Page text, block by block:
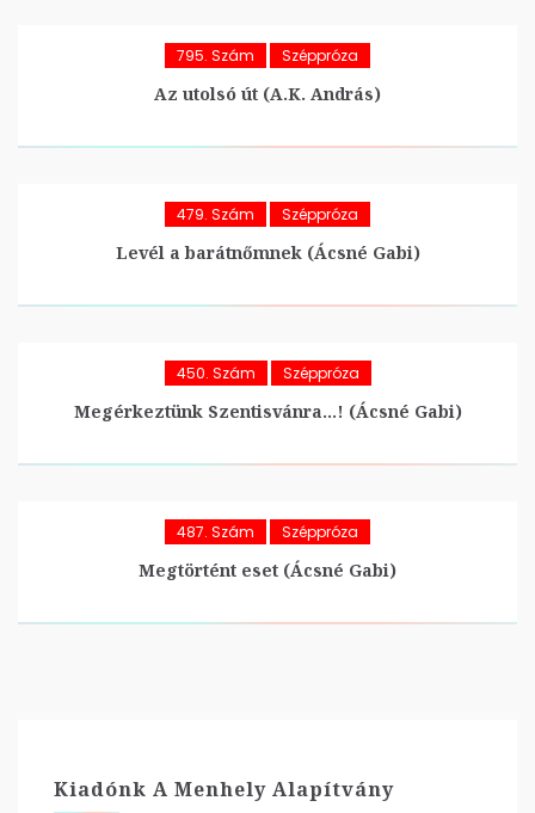
795. Szám Széppróza
Az utolsó út (A.K. András)
479. Szám Széppróza
Levél a barátnőmnek (Ácsné Gabi)
450. Szám Széppróza
Megérkeztünk Szentisvánra…! (Ácsné Gabi)
487. Szám Széppróza
Megtörtént eset (Ácsné Gabi)
Kiadónk A Menhely Alapítvány